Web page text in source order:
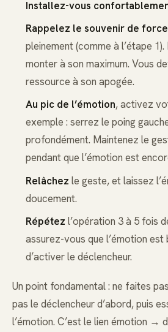
Installez-vous
Rappelez le souvenir de force
pleinement (comme à l’étape
monter à son maximum. Vous
ressource à son apogée.
Au pic de l’émotion, activez
exemple : serrez le poing
profondément. Maintenez le
pendant que l’émotion est
Relâchez le geste, et laissez
doucement.
Répétez l’opération 3 à 5 fois
assurez-vous que l’émotion
d’activer le déclencheur.
Un point fondamental : ne faites
pas le déclencheur d’abord, puis
l’émotion. C’est le lien émotion →